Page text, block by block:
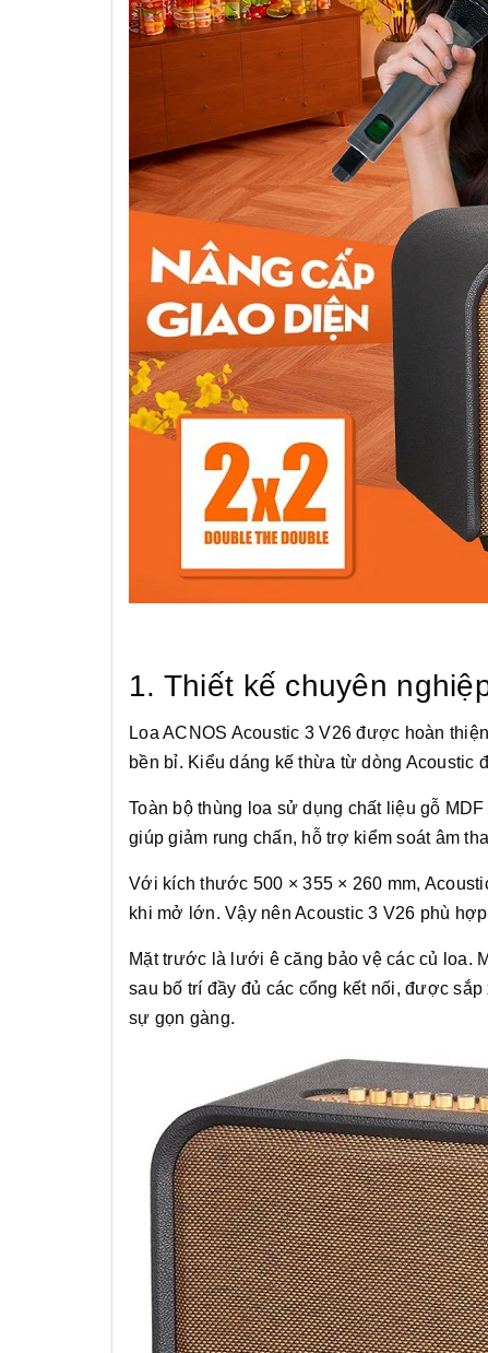
1. Thiết kế chuyên
Loa ACNOS Acoustic 3 V26 được hoàn
bền bỉ. Kiểu dáng kế thừa từ dòng Acoustic
Toàn bộ thùng loa sử dụng chất liệu gỗ
giúp giảm rung chấn, hỗ trợ kiểm soát âm
Với kích thước 500 × 355 × 260 mm,
khi mở lớn. Vậy nên Acoustic 3 V26 phù
Mặt trước là lưới ê căng bảo vệ các củ loa.
sau bố trí đầy đủ các cổng kết nối, được
sự gọn gàng.